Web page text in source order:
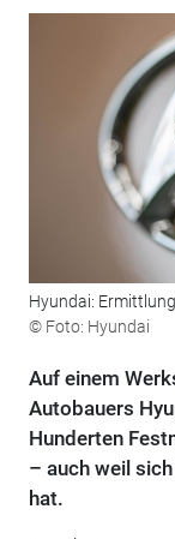
Hyundai:
© Foto: Hyundai
Auf einem
Autobauers
Hunderten
– auch weil
hat.